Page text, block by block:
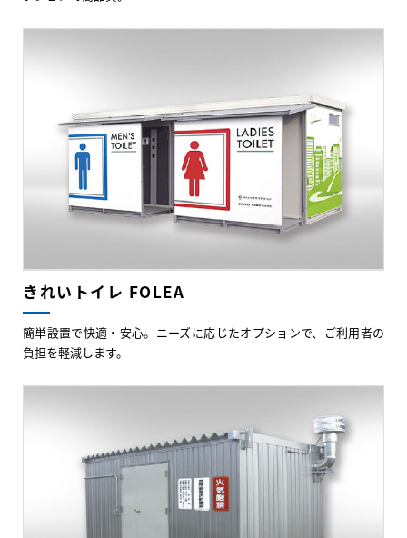
きれいトイレ FOLEA
簡単設置で快適・安心。ニーズに応じたオプションで、ご利用者の
負担を軽減します。